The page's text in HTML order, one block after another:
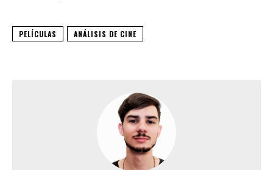
PELÍCULAS ANÁLISIS DE CINE